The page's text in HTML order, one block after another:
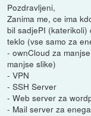
Pozdravljeni,
Zanima me, ce ima
bil sadjePI
teklo (vse samo za
- ownCloud za
manjse slike)
- VPN
- SSH Server
- Web server za
- Mail server za